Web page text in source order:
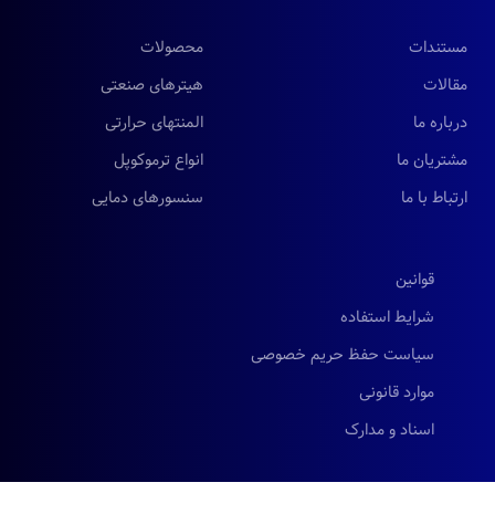
مستندات
مقالات
درباره ما
مشتریان ما
ارتباط با ما
محصولات
هیترهای صنعتی
المنتهای حرارتی
انواع ترموکوپل
سنسورهای دمایی
قوانین
شرایط استفاده
سیاست حفظ حریم خصوصی
موارد قانونی
اسناد و مدارک